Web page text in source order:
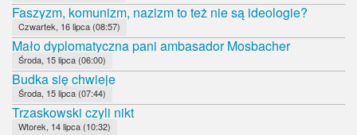
Faszyzm, komunizm, nazizm to też nie są ideologie?
Czwartek, 16 lipca (08:57)
Mało dyplomatyczna pani ambasador Mosbacher
Środa, 15 lipca (06:00)
Budka się chwieje
Środa, 15 lipca (07:44)
Trzaskowski czyli nikt
Wtorek, 14 lipca (10:32)